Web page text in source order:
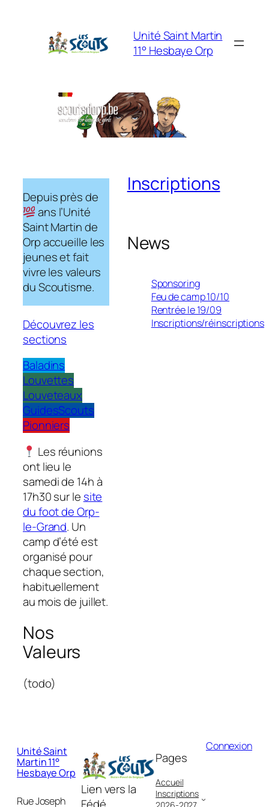
Unité Saint Martin
11° Hesbaye Orp
Depuis près de
ans l’Unité
Saint Martin de
Orp accueille les
jeunes et fait
vivre les valeurs
du Scoutisme.
Découvrez les
sections
Baladins
Louvettes
Louveteaux
GuidesScouts
Pionniers
Les réunions
ont lieu le
samedi de 14h à
17h30 sur le site
du foot de Orp-
le-Grand. Un
camp d’été est
organisé pour
chaque section,
habituellement
au mois de juillet.
Nos
Valeurs
(todo)
Inscriptions
News
Sponsoring
Feu de camp 10/10
Rentrée le 19/09
Inscriptions/réinscriptions
Unité Saint
Martin 11°
Hesbaye Orp
Rue Joseph
Lien vers la
Fédé
Pages
Accueil
Inscriptions
Connexion